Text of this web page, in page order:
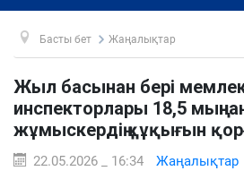
Басты бет Жаңалықтар
Жыл басынан бері
инспекторлары 18,5
жұмыскердің құқығын
22.05.2026 _ 16:34 Жаңалықтар